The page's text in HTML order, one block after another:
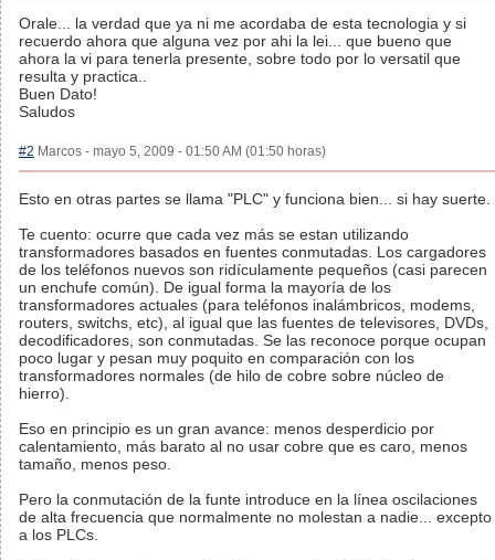
Orale... la verdad que ya ni me acordaba de esta tecnologia y si
recuerdo ahora que alguna vez por ahi la lei... que bueno que
ahora la vi para tenerla presente, sobre todo por lo versatil que
resulta y practica..
Buen Dato!
Saludos
#2 Marcos - mayo 5, 2009 - 01:50 AM (01:50 horas)
Esto en otras partes se llama "PLC" y funciona bien... si hay suerte.
Te cuento: ocurre que cada vez más se estan utilizando
transformadores basados en fuentes conmutadas. Los cargadores
de los teléfonos nuevos son ridículamente pequeños (casi parecen
un enchufe común). De igual forma la mayoría de los
transformadores actuales (para teléfonos inalámbricos, modems,
routers, switchs, etc), al igual que las fuentes de televisores, DVDs,
decodificadores, son conmutadas. Se las reconoce porque ocupan
poco lugar y pesan muy poquito en comparación con los
transformadores normales (de hilo de cobre sobre núcleo de
hierro).
Eso en principio es un gran avance: menos desperdicio por
calentamiento, más barato al no usar cobre que es caro, menos
tamaño, menos peso.
Pero la conmutación de la funte introduce en la línea oscilaciones
de alta frecuencia que normalmente no molestan a nadie... excepto
a los PLCs.